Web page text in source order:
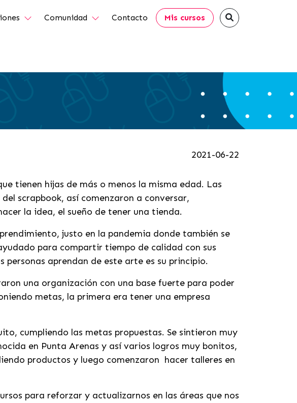
Comunidad Contacto Mis cursos
2021-06-22
tienen hijas de más o menos la misma edad. Las
scrapbook, así comenzaron a conversar,
la idea, el sueño de tener una tienda.
justo en la pandemia donde también se
para compartir tiempo de calidad con sus
personas aprendan de este arte es su principio.
una organización con una base fuerte para poder
metas, la primera era tener una empresa
cumpliendo las metas propuestas. Se sintieron muy
en Punta Arenas y así varios logros muy bonitos,
productos y luego comenzaron hacer talleres en
para reforzar y actualizarnos en las áreas que nos